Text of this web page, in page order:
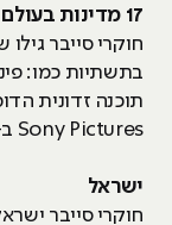
17 מדינות בעולם
חוקרי סייבר
תוכנה זדונית
Sony Pictures ב-2014.
ישראל
חוקרי סייבר